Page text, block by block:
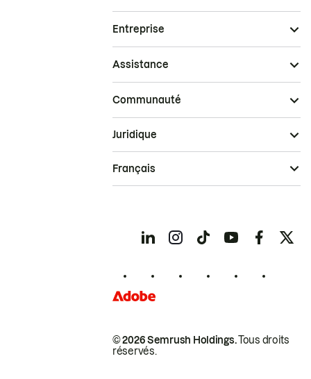
Entreprise
Assistance
Communauté
© 2026 Semrush Holdings.Tous droits
réservés.
Juridique
Français